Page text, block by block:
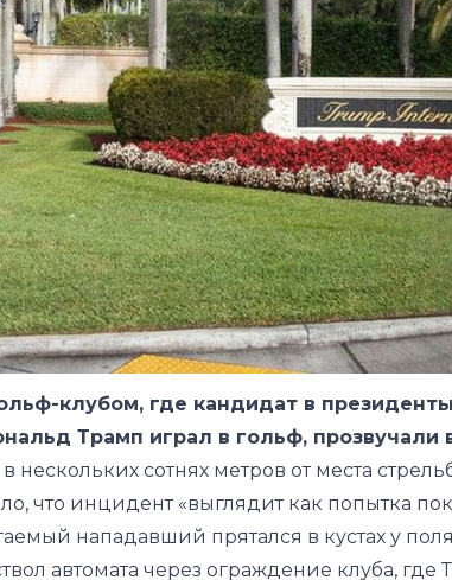
клубом, где кандидат в
Трамп играл в гольф, прозвучали
нескольких сотнях метров от места
что инцидент «выглядит как попытка
нападавший прятался в кустах у
автомата через ограждение клуба, где
в нескольких сотнях метров от
торчащее дуло автомата и открыли
и был задержан благодаря свидетелям,